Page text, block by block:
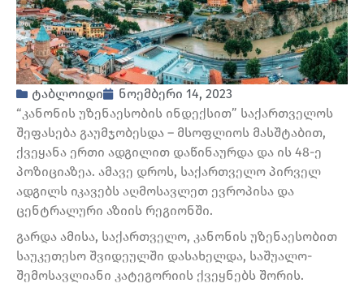
ტაბლოიდი
ნოემბერი 14, 2023
“კანონის უზენაესობის ინდექსით” საქართველოს
შეფასება გაუმჯობესდა – მსოფლიოს მასშტაბით,
ქვეყანა ერთი ადგილით დაწინაურდა და ის 48-ე
პოზიციაზეა. ამავე დროს, საქართველო პირველ
ადგილს იკავებს აღმოსავლეთ ევროპისა და
ცენტრალური აზიის რეგიონში.
გარდა ამისა, საქართველო, კანონის უზენაესობით
საუკეთესო შვიდეულში დასახელდა, საშუალო-
შემოსავლიანი კატეგორიის ქვეყნებს შორის.